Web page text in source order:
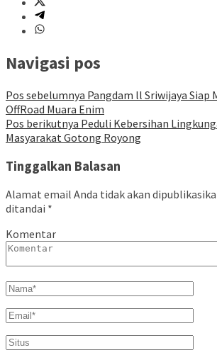
Navigasi pos
Pos sebelumnya Pangdam ll Sriwijaya Siap
OffRoad Muara Enim
Pos berikutnya Peduli Kebersihan
Masyarakat Gotong Royong
Tinggalkan Balasan
Alamat email Anda tidak akan
ditandai *
Komentar